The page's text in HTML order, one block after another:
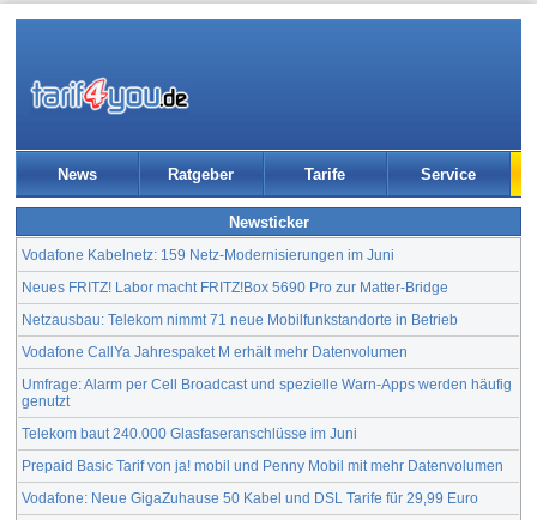
News Ratgeber Tarife Service
Newsticker
Vodafone Kabelnetz: 159 Netz-Modernisierungen im Juni
Neues FRITZ! Labor macht FRITZ!Box 5690 Pro zur Matter-Bridge
Netzausbau: Telekom nimmt 71 neue Mobilfunkstandorte in Betrieb
Vodafone CallYa Jahrespaket M erhält mehr Datenvolumen
Umfrage: Alarm per Cell Broadcast und spezielle Warn-Apps werden häufig
genutzt
Telekom baut 240.000 Glasfaseranschlüsse im Juni
Prepaid Basic Tarif von ja! mobil und Penny Mobil mit mehr Datenvolumen
Vodafone: Neue GigaZuhause 50 Kabel und DSL Tarife für 29,99 Euro